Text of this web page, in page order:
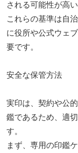
される可能性が高い
これらの基準は自
に役所や公式ウェ
要です。
安全な保管方法
実印は、契約や公
鑑であるため、適
す。
まず、専用の印鑑